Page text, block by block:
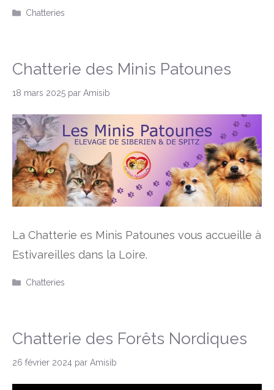
Catégories
Chatteries
Chatterie des Minis Patounes
18 mars 2025 par Amisib
La Chatterie es Minis Patounes vous accueille à
Estivareilles dans la Loire.
Catégories
Chatteries
Chatterie des Forêts Nordiques
26 février 2024 par Amisib